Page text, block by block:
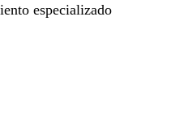
especializado